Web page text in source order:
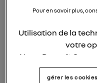
Elena42
25 janvier 2022à
recharge à domicile ?
Pour en savoir plus,
Utilisation de la
votre
Nous, Renault
pour nos activités
dans cette notice
gérer les cookies